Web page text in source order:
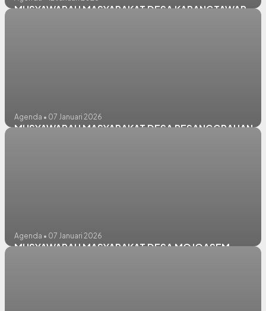
MUSYAWARAH MASYARAKAT DESA KARANGTAWAR
Agenda • 07 Januari 2026
MUSYAWARAH MASYARAKAT DESA PESANGGRAHAN
Agenda • 07 Januari 2026
MUSYAWARAH MASYARAKAT DESA MOJOASEM